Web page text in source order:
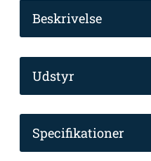
Beskrivelse
Udstyr
Specifikationer